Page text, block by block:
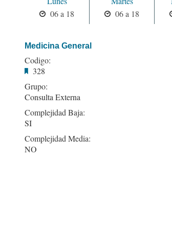
06 a 18
06 a 18
Medicina General
Codigo:
328
Grupo:
Consulta Externa
Complejidad Baja:
SI
Complejidad Media:
NO